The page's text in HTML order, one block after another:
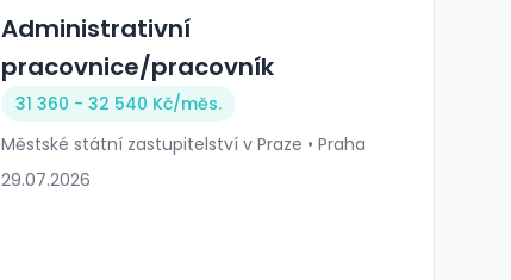
Administrativní
pracovnice/pracovník
31 360 - 32 540 Kč/měs.
Městské státní zastupitelství v Praze • Praha
29.07.2026